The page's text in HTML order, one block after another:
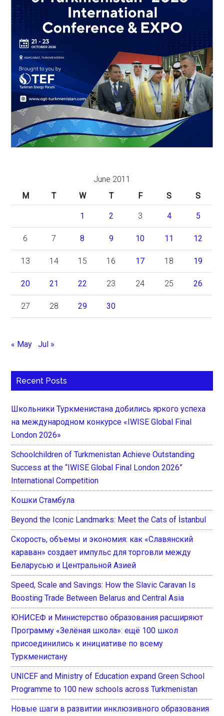
June 2011
M
T W T F S S
1 2 3 4 5
6 7 8 9 10 11 12
13 14 15 16 17 18 19
20 21 22 23 24 25 26
27 28 29 30
« May Jul »
Recent Posts
Школьники Туркменистана добились яркого успеха
на международном конкурсе «IWISE Global Final
London 2026»
Schoolchildren of Turkmenistan Achieve Outstanding
Success at the “IWISE Global Final London 2026”
International Competition
Кошки Стамбула
Beyond the Iconic Landmarks: Meet the Cats of İstanbul
Скорость, объемы и экономия: как «Славянский
караван» создает импульс для торговли между
Беларусью и Центральной Азией
Speed, Scale and Savings: How the Slavic Caravan Is
Boosting Trade Between Belarus and Central Asia
ЮНИСЕФ и Министерство образования расширяют
Программу «Зелёная школа»: ещё 100 школ
присоединились к инициативе по всему
Туркменистану
UNICEF and Ministry of Education expand Green School
Programme to 100 new schools across Turkmenistan
Новые шаги в развитии инклюзивного образования